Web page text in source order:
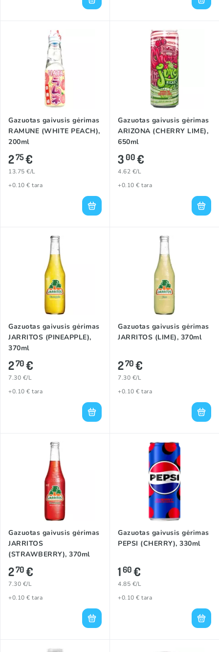
Gazuotas gaivusis gėrimas
RAMUNE (WHITE PEACH),
200ml
275€
13.75 €/L
+0.10 € tara
Gazuotas gaivusis gėrimas
ARIZONA (CHERRY LIME),
650ml
300€
4.62 €/L
+0.10 € tara
Gazuotas gaivusis gėrimas
JARRITOS (PINEAPPLE),
370ml
270€
7.30 €/L
+0.10 € tara
Gazuotas gaivusis gėrimas
JARRITOS (LIME), 370ml
270€
7.30 €/L
+0.10 € tara
Gazuotas gaivusis gėrimas
JARRITOS
(STRAWBERRY), 370ml
270€
7.30 €/L
+0.10 € tara
Gazuotas gaivusis gėrimas
PEPSI (CHERRY), 330ml
160€
4.85 €/L
+0.10 € tara